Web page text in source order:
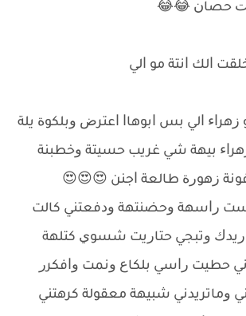
ﺣﺼﺎﻥ 😂😂
ﺍﻟﻚ ﺍﻧﺘﺔ ﻣﻮ ﺍﻟﻲ
ﺍﻟﻲ ﺑﺲ ﺍﺑﻮﻫﺎﺍ ﺍﻋﺘﺮﺽ ﻭﺑﻠﻜﻮﺓ ﻳﻠﺔ
ﺑﻴﻬﺔ ﺷﻲ ﻏﺮﻳﺐ ﺣﺴﻴﺘﺔ ﻭﺧﻄﺒﻨﺔ
ﺯﻫﻮﺭﺓ ﻃﺎﻟﻌﺔ ﺍﺟﻨﻦ 😍😍😍
ﺭﺍﺳﻬﺔ ﻭﺣﻀﻨﺘﻬﺔ ﻭﺩﻓﻌﺘﻨﻲ ﻛﺎﻟﺖ
ﻭﺗﺒﺠﻲ ﺣﺘﺎﺭﻳﺖ ﺷﺴﻮﻱ ﻛﺘﻠﻬﺔ
ﺣﻄﻴﺖ ﺭﺍﺳﻲ ﺑﻠﻜﺎﻉ ﻭﻧﻤﺖ ﻭﺍﻓﻜﺮﺭ
ﻭﻣﺎﺗﺮﻳﺪﻧﻲ ﺷﺒﻴﻬﺔ ﻣﻌﻘﻮﻟﺔ ﻛﺮﻫﺘﻨﻲ